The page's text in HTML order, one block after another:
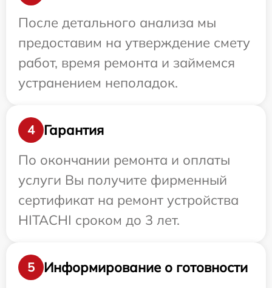
После детального анализа мы
предоставим на утверждение смету
работ, время ремонта и займемся
устранением неполадок.
4
Гарантия
По окончании ремонта и оплаты
услуги Вы получите фирменный
сертификат на ремонт устройства
HITACHI сроком до 3 лет.
5
Информирование о готовности